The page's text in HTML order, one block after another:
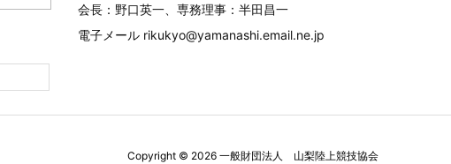
会長：野口英一、専務理事：半田昌一
電子メール rikukyo@yamanashi.email.ne.jp
Copyright © 2026 一般財団法人 山梨陸上競技協会